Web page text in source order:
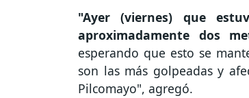
"Ayer (viernes) que
aproximadamente dos
esperando que esto se
son las más golpeadas y
Pilcomayo", agregó.